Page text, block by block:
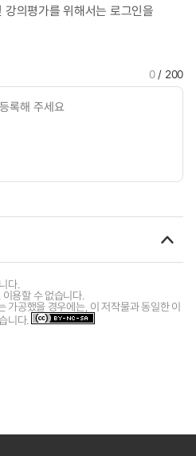
강의평가를 위해서는 로그인을
0/ 200
다.
용할 수 없습니다.
가공했을 경우에는, 이 저작물과 동일한 이
니다.